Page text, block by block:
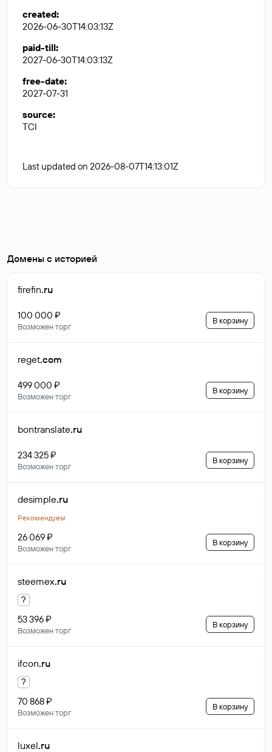
created:
2026-06-30T14:03:13Z
paid-till:
2027-06-30T14:03:13Z
free-date:
2027-07-31
source:
TCI
Last updated on 2026-08-07T14:13:01Z
Домены с историей
firefin.ru
100 000 ₽
Возможен торг
В корзину
reget.com
499 000 ₽
Возможен торг
В корзину
bontranslate.ru
234 325 ₽
Возможен торг
В корзину
desimple.ru
Рекомендуем
26 069 ₽
Возможен торг
В корзину
steemex.ru
?
53 396 ₽
Возможен торг
В корзину
ifcon.ru
?
70 868 ₽
Возможен торг
В корзину
luxel.ru